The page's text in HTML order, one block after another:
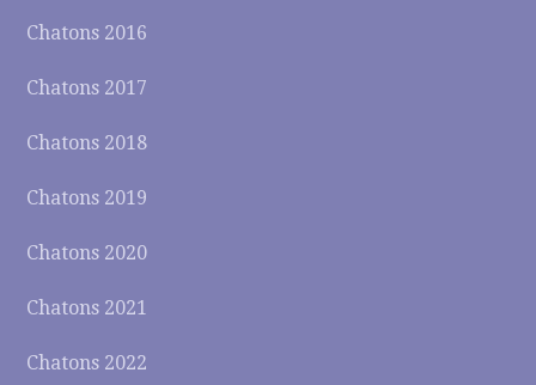
Chatons 2016
Chatons 2017
Chatons 2018
Chatons 2019
Chatons 2020
Chatons 2021
Chatons 2022